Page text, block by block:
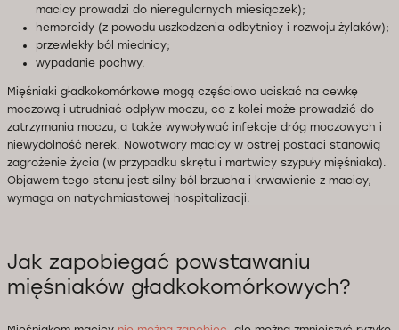
macicy prowadzi do nieregularnych miesiączek);
hemoroidy (z powodu uszkodzenia odbytnicy i rozwoju żylaków);
przewlekły ból miednicy;
wypadanie pochwy.
Mięśniaki gładkokomórkowe mogą częściowo uciskać na cewkę
moczową i utrudniać odpływ moczu, co z kolei może prowadzić do
zatrzymania moczu, a także wywoływać infekcje dróg moczowych i
niewydolność nerek. Nowotwory macicy w ostrej postaci stanowią
zagrożenie życia (w przypadku skrętu i martwicy szypuły mięśniaka).
Objawem tego stanu jest silny ból brzucha i krwawienie z macicy,
wymaga on natychmiastowej hospitalizacji.
Jak zapobiegać powstawaniu
mięśniaków gładkokomórkowych?